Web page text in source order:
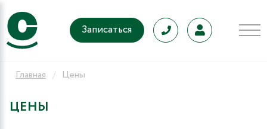
Записаться
Главная Цены
ЦЕНЫ